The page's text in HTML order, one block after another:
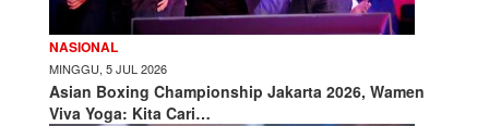
NASIONAL
MINGGU, 5 JUL 2026
Asian Boxing Championship Jakarta 2026, Wamen
Viva Yoga: Kita Cari…